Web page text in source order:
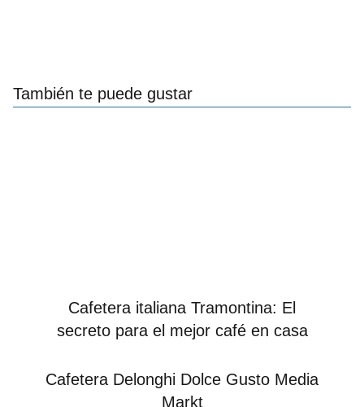
También te puede gustar
Cafetera italiana Tramontina: El
secreto para el mejor café en casa
Cafetera Delonghi Dolce Gusto Media
Markt